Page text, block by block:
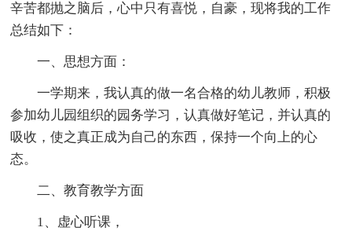
辛苦都抛之脑后，心中只有喜悦，自豪，现将我的工作
总结如下：
一、思想方面：
一学期来，我认真的做一名合格的幼儿教师，积极
参加幼儿园组织的园务学习，认真做好笔记，并认真的
吸收，使之真正成为自己的东西，保持一个向上的心
态。
二、教育教学方面
1、虚心听课，